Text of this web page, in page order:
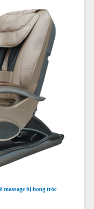
massage bị bong tróc